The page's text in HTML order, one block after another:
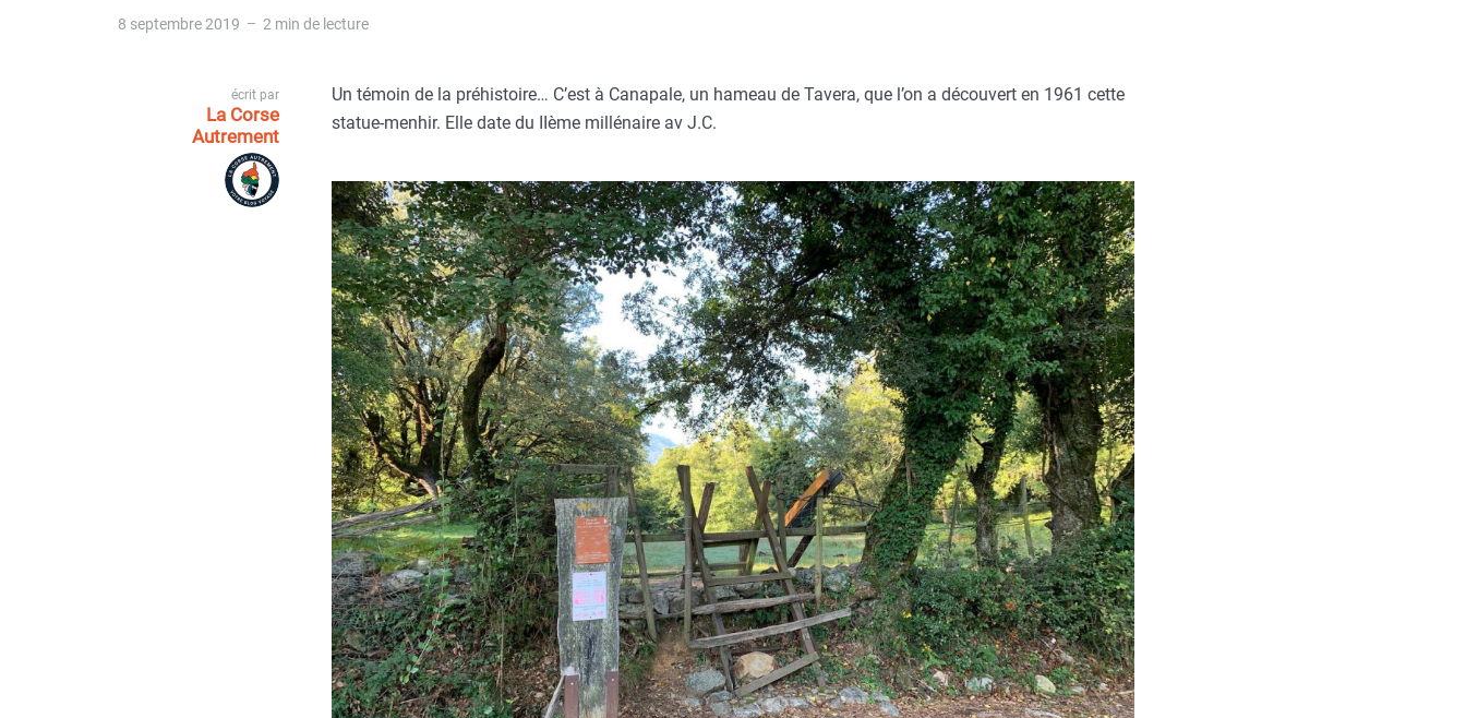
8 septembre 2019 2 min de lecture
écrit par
La Corse
Autrement
Un témoin de la préhistoire… C’est à Canapale, un hameau de Tavera, que l’on a découvert en 1961 cette
statue-menhir. Elle date du IIème millénaire av J.C.